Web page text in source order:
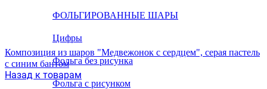
ФОЛЬГИРОВАННЫЕ ШАРЫ
Цифры
Фольга без рисунка
Фольга с рисунком
Композиция из шаров "Медвежонок с сердцем", серая пастель
с синим бантом
Назад к товарам